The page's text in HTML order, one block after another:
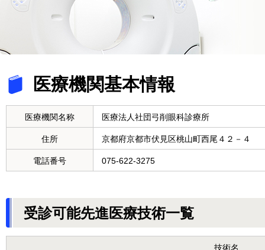
医療機関基本情報
医療機関名称 医療法人社団弓削眼科診療所
住所 京都府京都市伏見区桃山町西尾４２－４
電話番号 075-622-3275
受診可能先進医療技術一覧
技術名